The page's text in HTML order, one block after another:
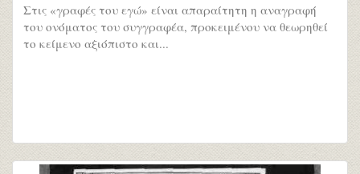
Στις «γραφές του εγώ» είναι απαραίτητη η αναγραφή
του ονόματος του συγγραφέα, προκειμένου να θεωρηθεί
το κείμενο αξιόπιστο και...